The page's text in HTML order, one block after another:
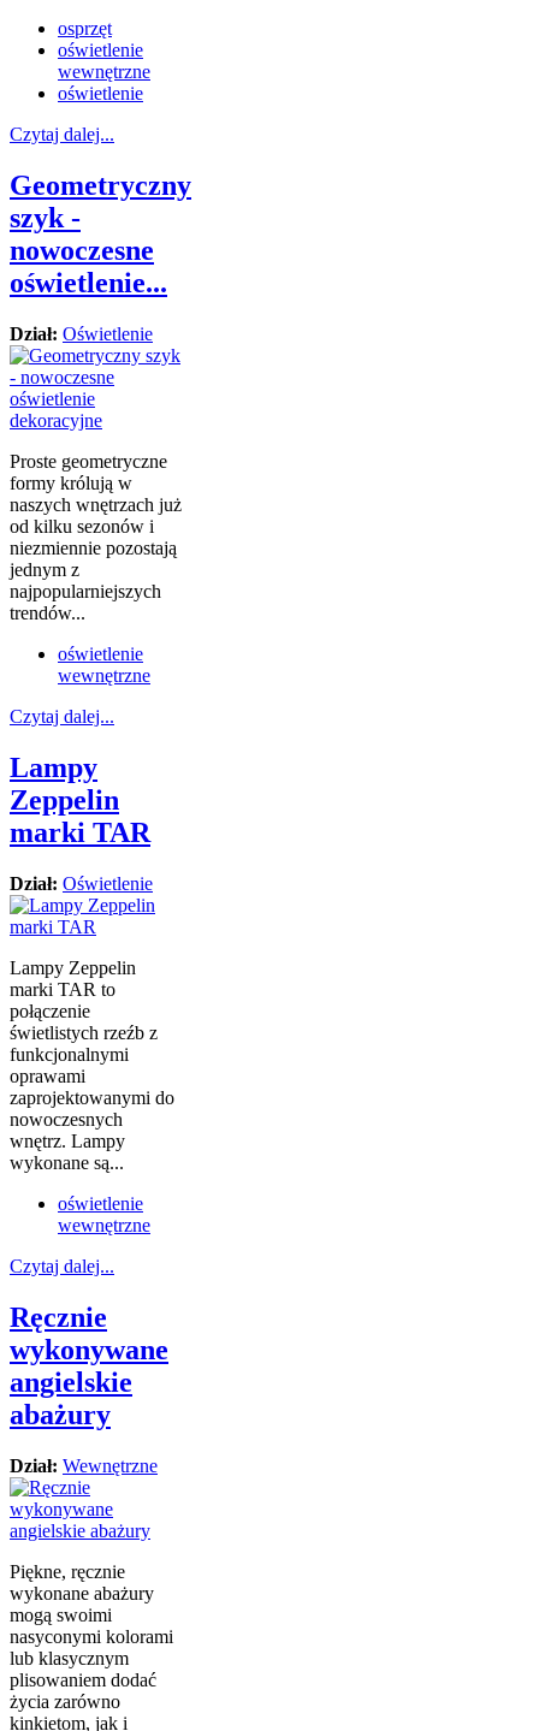
osprzęt
oświetlenie
wewnętrzne
oświetlenie
Czytaj dalej...
Geometryczny
szyk -
nowoczesne
oświetlenie...
Dział: Oświetlenie
Proste geometryczne
formy królują w
naszych wnętrzach już
od kilku sezonów i
niezmiennie pozostają
jednym z
najpopularniejszych
trendów...
oświetlenie
wewnętrzne
Czytaj dalej...
Lampy
Zeppelin
marki TAR
Dział: Oświetlenie
Lampy Zeppelin
marki TAR to
połączenie
świetlistych rzeźb z
funkcjonalnymi
oprawami
zaprojektowanymi do
nowoczesnych
wnętrz. Lampy
wykonane są...
oświetlenie
wewnętrzne
Czytaj dalej...
Ręcznie
wykonywane
angielskie
abażury
Dział: Wewnętrzne
Piękne, ręcznie
wykonane abażury
mogą swoimi
nasyconymi kolorami
lub klasycznym
plisowaniem dodać
życia zarówno
kinkietom, jak i